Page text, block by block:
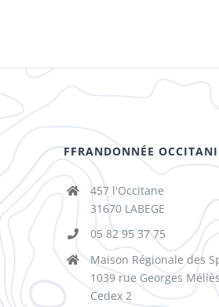
FFRANDONNÉE
457 l'Occitane
31670 LABEGE
05 82 95 37 75
Maison Régionale des
1039 rue Georges
Cedex 2